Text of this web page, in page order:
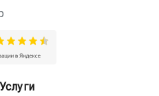
Услуги